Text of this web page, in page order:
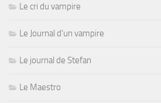
Le cri du vampire
Le Journal d'un vampire
Le journal de Stefan
Le Maestro